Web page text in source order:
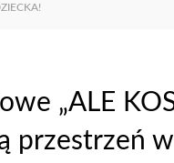
„ALE
przestrzeń